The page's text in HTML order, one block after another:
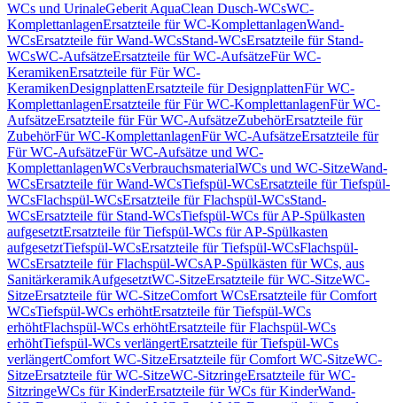
WCs und UrinaleGeberit AquaClean Dusch-WCsWC-
KomplettanlagenErsatzteile für WC-KomplettanlagenWand-
WCsErsatzteile für Wand-WCsStand-WCsErsatzteile für Stand-
WCsWC-AufsätzeErsatzteile für WC-AufsätzeFür WC-
KeramikenErsatzteile für Für WC-
KeramikenDesignplattenErsatzteile für DesignplattenFür WC-
KomplettanlagenErsatzteile für Für WC-KomplettanlagenFür WC-
AufsätzeErsatzteile für Für WC-AufsätzeZubehörErsatzteile für
ZubehörFür WC-KomplettanlagenFür WC-AufsätzeErsatzteile für
Für WC-AufsätzeFür WC-Aufsätze und WC-
KomplettanlagenWCsVerbrauchsmaterialWCs und WC-SitzeWand-
WCsErsatzteile für Wand-WCsTiefspül-WCsErsatzteile für Tiefspül-
WCsFlachspül-WCsErsatzteile für Flachspül-WCsStand-
WCsErsatzteile für Stand-WCsTiefspül-WCs für AP-Spülkasten
aufgesetztErsatzteile für Tiefspül-WCs für AP-Spülkasten
aufgesetztTiefspül-WCsErsatzteile für Tiefspül-WCsFlachspül-
WCsErsatzteile für Flachspül-WCsAP-Spülkästen für WCs, aus
SanitärkeramikAufgesetztWC-SitzeErsatzteile für WC-SitzeWC-
SitzeErsatzteile für WC-SitzeComfort WCsErsatzteile für Comfort
WCsTiefspül-WCs erhöhtErsatzteile für Tiefspül-WCs
erhöhtFlachspül-WCs erhöhtErsatzteile für Flachspül-WCs
erhöhtTiefspül-WCs verlängertErsatzteile für Tiefspül-WCs
verlängertComfort WC-SitzeErsatzteile für Comfort WC-SitzeWC-
SitzeErsatzteile für WC-SitzeWC-SitzringeErsatzteile für WC-
SitzringeWCs für KinderErsatzteile für WCs für KinderWand-